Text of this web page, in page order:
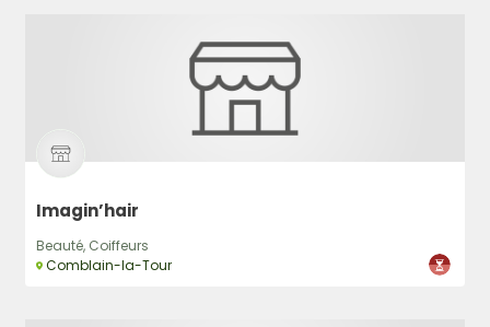
Imagin’hair
Beauté, Coiffeurs
Comblain-la-Tour